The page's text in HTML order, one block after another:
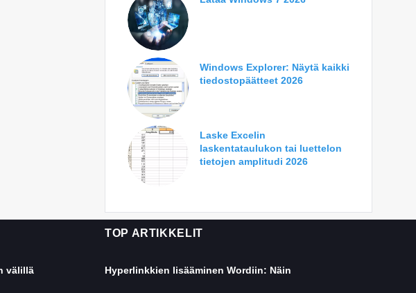
Windows Explorer: Näytä kaikki
tiedostopäätteet 2026
Laske Excelin
laskentataulukon tai luettelon
tietojen amplitudi 2026
välillä
TOP ARTIKKELIT
Hyperlinkkien lisääminen Wordiin: Näin